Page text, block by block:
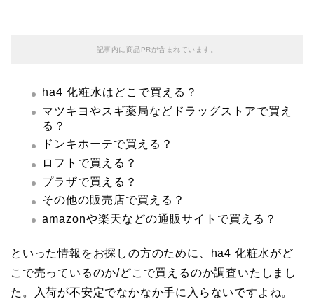
記事内に商品PRが含まれています。
ha4 化粧水はどこで買える？
マツキヨやスギ薬局などドラッグストアで買え
る？
ドンキホーテで買える？
ロフトで買える？
プラザで買える？
その他の販売店で買える？
amazonや楽天などの通販サイトで買える？
といった情報をお探しの方のために、ha4 化粧水がど
こで売っているのか/どこで買えるのか調査いたしまし
た。入荷が不安定でなかなか手に入らないですよね。